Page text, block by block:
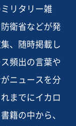
リタリー雑
衛省などが発
、随時掲載し
頻出の言葉や
ニュースを分
までにイカロ
籍の中から、